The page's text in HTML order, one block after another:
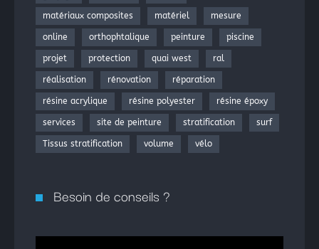
matériaux composites matériel mesure
online orthophtalique peinture piscine
projet protection quai west ral
réalisation rénovation réparation
résine acrylique résine polyester résine époxy
services site de peinture stratification surf
Tissus stratification volume vélo
Besoin de conseils ?